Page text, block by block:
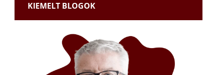
KIEMELT BLOGOK